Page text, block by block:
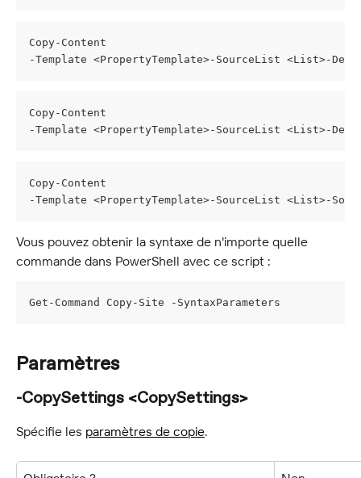
Copy-Content
-Template <PropertyTemplate>-SourceList <List>-
Copy-Content
-Template <PropertyTemplate>-SourceList <List>-
Copy-Content
-Template <PropertyTemplate>-SourceList <List>-
Vous pouvez obtenir la syntaxe de n'importe quelle
commande dans PowerShell avec ce script :
Get-Command Copy-Site -SyntaxParameters
Paramètres
-CopySettings <CopySettings>
Spécifie les paramètres de copie.